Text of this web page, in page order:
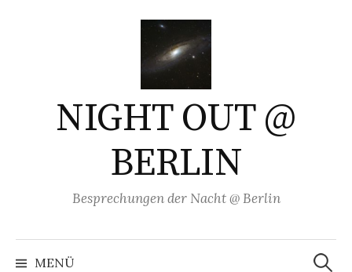
NIGHT OUT @
BERLIN
Besprechungen der Nacht @ Berlin
MENÜ
Suchen
nach: